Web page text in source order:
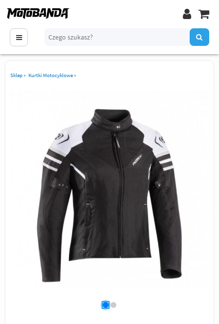
Sklep» Kurtki Motocyklowe»